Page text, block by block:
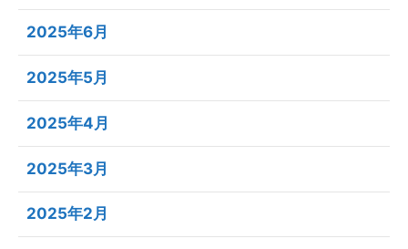
2025年6月
2025年5月
2025年4月
2025年3月
2025年2月